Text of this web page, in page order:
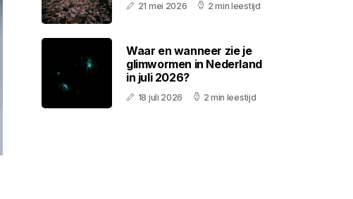
21 mei 2026 2 min leestijd
Waar en wanneer zie je
glimwormen in Nederland
in juli 2026?
18 juli 2026 2 min leestijd